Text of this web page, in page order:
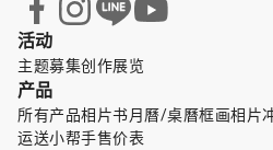
活动
主题募集创作展览
产品
所有产品相片书月曆/桌曆框画相片
运送小帮手售价表